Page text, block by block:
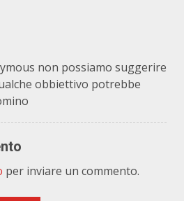
non possiamo suggerire
obbiettivo potrebbe
per inviare un commento.